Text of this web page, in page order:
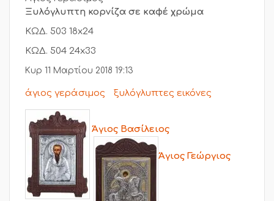
Ξυλόγλυπτη κορνίζα σε καφέ χρώμα
ΚΩΔ. 503 18x24
ΚΩΔ. 504 24x33
Κυρ 11 Μαρτίου 2018 19:13
άγιος γεράσιμος ξυλόγλυπτες εικόνες
Άγιος Βασίλειος
Άγιος Γεώργιος